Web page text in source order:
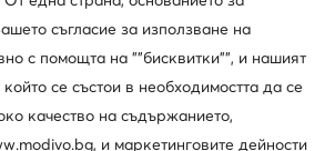
съгласие за използване на
с помощта на ""бисквитки"", и нашият
се състои в необходимостта да се
качество на съдържанието,
и маркетинговите дейности